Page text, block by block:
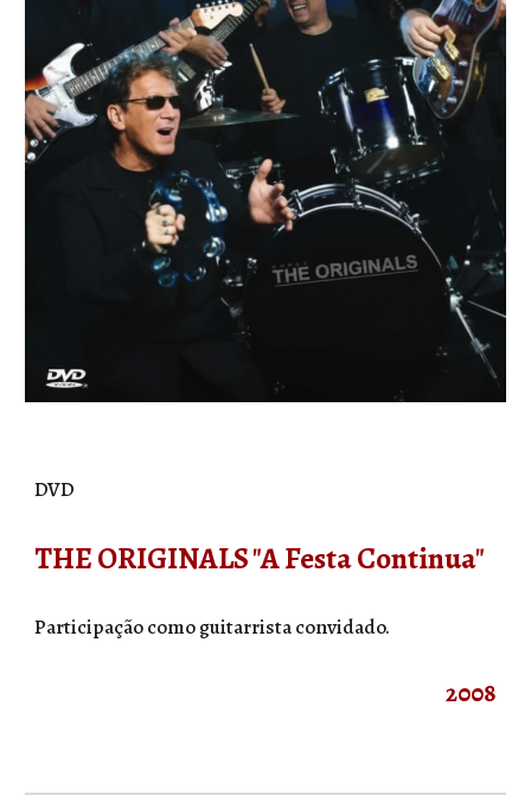
DVD
THE ORIGINALS "A Festa Continua"
Participação como guitarrista convidado.
2008